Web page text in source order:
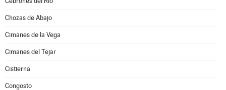
Chozas de Abajo
Cimanes de la Vega
Cimanes del Tejar
Cistierna
Congosto